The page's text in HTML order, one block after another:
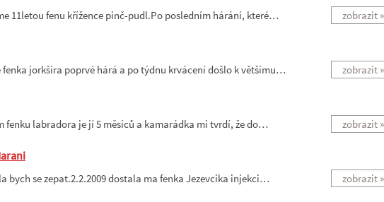
11letou fenu křížence pinč-pudl.Po posledním hárání, které… zobrazit »
fenka jorkšíra poprvé hárá a po týdnu krvácení došlo k většímu… zobrazit »
fenku labradora je jí 5 měsíců a kamarádka mi tvrdí, že do… zobrazit »
bych se zepat.2.2.2009 dostala ma fenka Jezevcika injekci… zobrazit »